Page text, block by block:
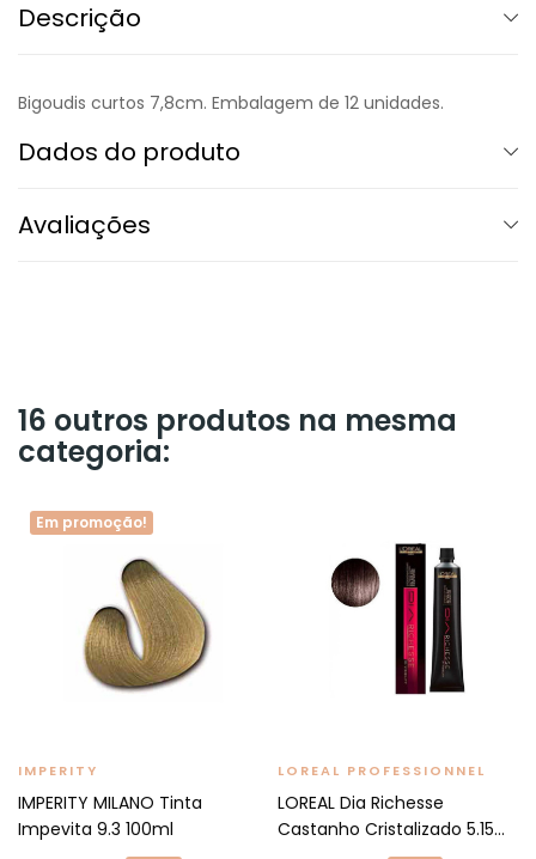
Descrição
Bigoudis curtos 7,8cm. Embalagem de 12 unidades.
Dados do produto
Avaliações
16 outros produtos na mesma
categoria:
Em promoção!
IMPERITY
IMPERITY MILANO Tinta
Impevita 9.3 100ml
LOREAL PROFESSIONNEL
LOREAL Dia Richesse
Castanho Cristalizado 5.15...